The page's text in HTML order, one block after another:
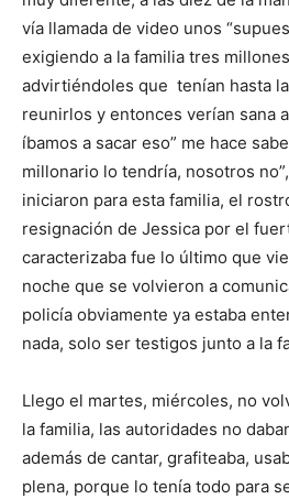
vía llamada de video unos
exigiendo a la familia tres
advirtiéndoles que tenían hasta
reunirlos y entonces verían sana
íbamos a sacar eso” me hace
millonario lo tendría, nosotros
iniciaron para esta familia, el
resignación de Jessica por el
caracterizaba fue lo último que
noche que se volvieron a
policía obviamente ya estaba
nada, solo ser testigos junto a la
Llego el martes, miércoles, no
la familia, las autoridades no
además de cantar, grafiteaba,
plena, porque lo tenía todo para